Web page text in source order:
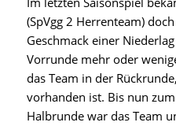
(SpVgg 2 Herrenteam)
Geschmack einer
Vorrunde mehr oder
das Team in der
vorhanden ist. Bis nun
Halbrunde war das Team